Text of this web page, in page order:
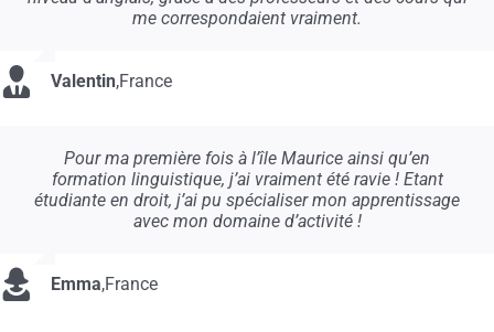
me correspondaient vraiment.
Valentin,France
Pour ma première fois à l’île Maurice ainsi qu’en
formation linguistique, j’ai vraiment été ravie ! Etant
étudiante en droit, j’ai pu spécialiser mon apprentissage
avec mon domaine d’activité !
Emma,France